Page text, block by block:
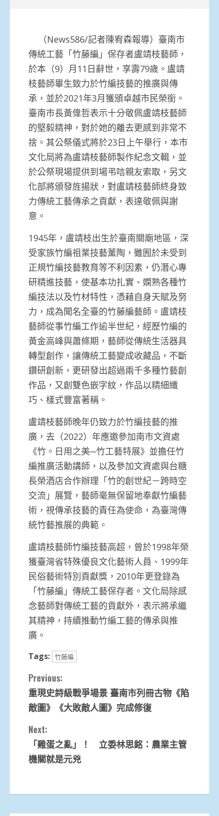
（News586/記者陳宥森報導）臺南市
傳統工藝「竹藤編」保存者盧靖枝藝師，
於本（9）月11日辭世，享壽79歲。盧靖
枝藝師畢生致力於竹編技藝的推廣與傳
承，並於2021年3月獲頒卓越市民榮銜。
臺南市長黃偉哲表示十分敬佩盧靖枝藝師
的堅毅精神，對於她的離去更感到非常不
捨。其公祭儀式將於23日上午舉行，本市
文化局將為盧靖枝藝師製作紀念文輯，並
於公祭現場提供到場弔唁親友索取，另文
化部將頒發旌揚狀，對盧靖枝藝師終身致
力傳統工藝傳承之貢獻，表達敬佩與謝
意。
1945年，盧靖枝出生於臺南關廟地區，深
受家族竹編祖業技藝薰陶，雖囿於未受到
正規竹編技藝教育等不利因素，仍潛心專
研精進技藝，使基本功扎實、嫻熟各種竹
編技法以及竹材特性，憑藉自身天賦及努
力，成為聞名全臺的竹藤編藝師。盧靖枝
藝師從事竹編工作逾半世紀，經歷竹編的
黃金高峰與蕭條期，藝師從傳統生活器具
轉型創作，讓傳統工藝變成收藏品，不斷
鑽研創新，更研發出超過兩千多種竹藝創
作品，又創雙色嵌字紋，作品以精細纖
巧、樣式豐富著稱。
盧靖枝藝師晚年仍致力於竹編技藝的推
廣，去（2022）年應邀參加南市文資處
《竹。日用之美─竹工藝特展》並擔任竹
編推廣活動講師，以及參加文資處與台糖
長榮酒店合作辦理「竹的創世紀－跨時空
交流」展覽，藝師毫無保留地奉獻竹編藝
術，視傳承技藝的責任為使命，為臺灣傳
統竹藝推展的典範。
盧靖枝藝師竹編技藝高超，曾於1998年榮
獲臺灣省特殊優良文化藝術人員、1999年
民俗藝術特別貢獻獎，2010年更登錄為
「竹藤編」傳統工藝保存者。文化局除感
念藝師對傳統工藝的貢獻外，表示將承繼
其精神，持續推動竹編工藝的傳承與推
廣。
Tags: 竹藤編
Continue
Reading
Previous:
重現史詩級戰爭場景 臺南市列冊古物《陷
敵圖》《大敗敵人圖》完成修復
Next:
「雞蛋之亂」！ 立委林思銘：農業主管
機關就是元兇